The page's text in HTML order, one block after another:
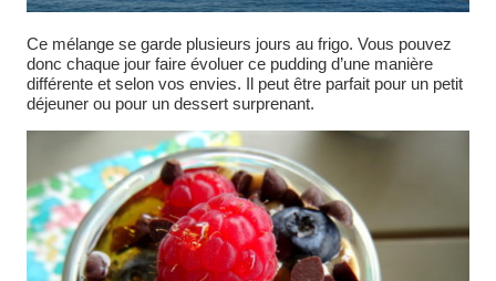
Ce mélange se garde plusieurs jours au frigo. Vous pouvez
donc chaque jour faire évoluer ce pudding d’une manière
différente et selon vos envies. Il peut être parfait pour un petit
déjeuner ou pour un dessert surprenant.